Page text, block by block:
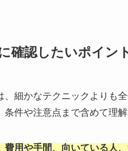
確認したいポイン
、細かなテクニックよりも
件や注意点まで含めて理
費用や手間、向いている人